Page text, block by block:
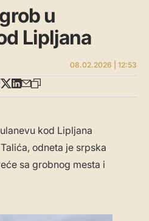
u
Lipljana
08.02.2026 | 12:53
kod Lipljana
odneta je srpska
sa grobnog mesta i